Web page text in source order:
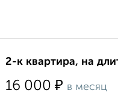
2-к квартира, на
16 000 ₽ в месяц